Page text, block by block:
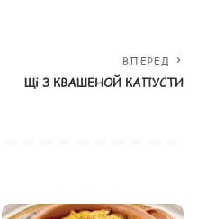
ВПЕРЕД
Щі З КВАШЕНОЙ КАПУСТИ